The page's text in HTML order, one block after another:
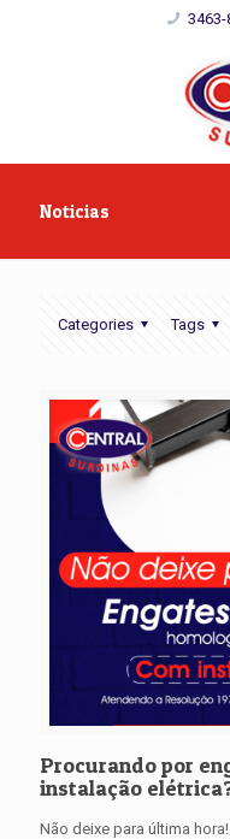
3463-
Noticias
Categories Tags
Procurando por
instalação
Não deixe para última